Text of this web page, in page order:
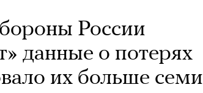
России
данные о потерях
их больше семи